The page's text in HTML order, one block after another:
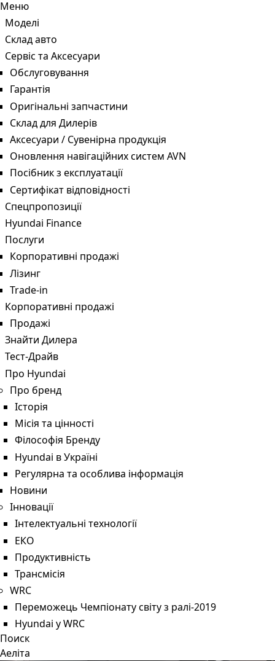
Меню
Моделі
Склад авто
Сервіс та Аксесуари
Обслуговування
Гарантія
Оригінальні запчастини
Склад для Дилерів
Аксесуари / Сувенірна продукція
Оновлення навігаційних систем AVN
Посібник з експлуатації
Сертифікат відповідності
Спецпропозиції
Hyundai Finance
Послуги
Корпоративні продажі
Лізинг
Trade-in
Корпоративні продажі
Продажі
Знайти Дилера
Тест-Драйв
Про Hyundai
Про бренд
Історія
Місія та цінності
Філософія Бренду
Hyundai в Україні
Регулярна та особлива інформація
Новини
Інновації
Інтелектуальні технології
ЕКО
Продуктивність
Трансмісія
WRC
Переможець Чемпіонату світу з ралі-2019
Hyundai у WRC
Поиск
Аеліта